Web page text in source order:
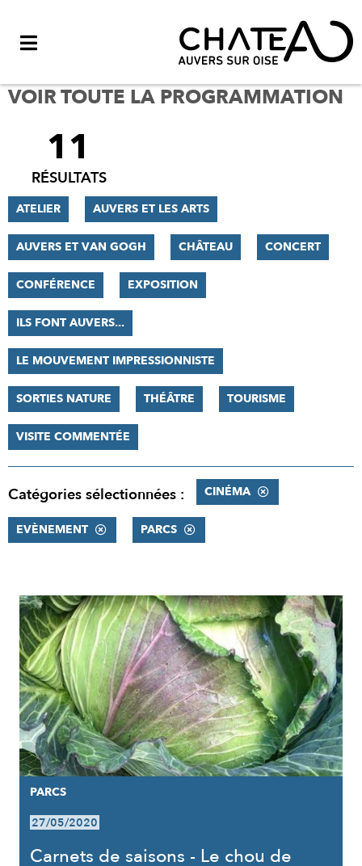
VOIR TOUTE LA PROGRAMMATION
FILTRER
RÉSULTATS
11
RÉSULTATS
ATELIER AUVERS ET LES ARTS
AUVERS ET VAN GOGH CHÂTEAU CONCERT
CONFÉRENCE EXPOSITION
ILS FONT AUVERS...
LE MOUVEMENT IMPRESSIONNISTE
SORTIES NATURE THÉÂTRE TOURISME
VISITE COMMENTÉE
Catégories sélectionnées : CINÉMA
EVÈNEMENT PARCS
RÉSULTATS
PARCS
27/05/2020
Carnets de saisons - Le chou de